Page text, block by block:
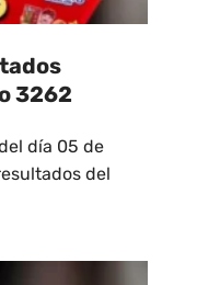
3262
día 05 de
del